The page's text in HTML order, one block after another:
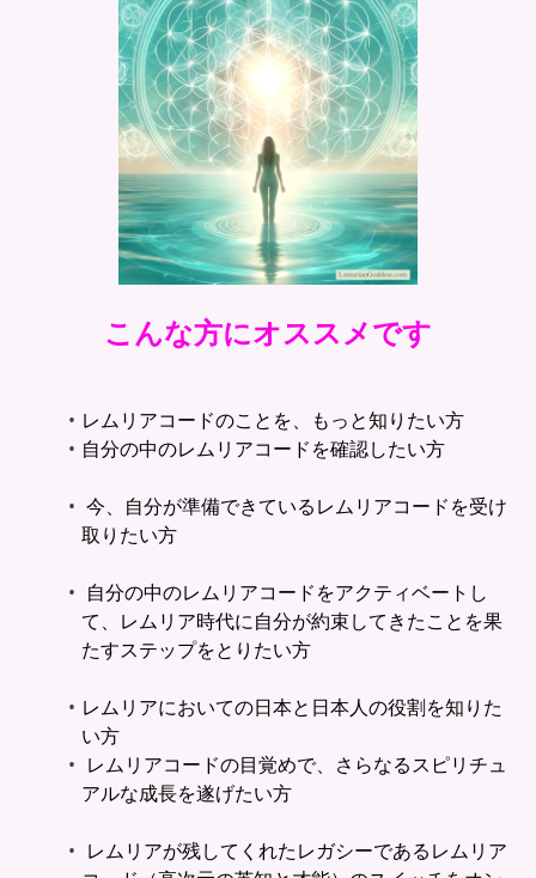
こんな方にオススメです
レムリアコードのことを、もっと知りたい方
自分の中のレムリアコードを確認したい方
今、自分が準備できているレムリアコードを受け
取りたい方
自分の中のレムリアコードをアクティベートし
て、レムリア時代に自分が約束してきたことを果
たすステップをとりたい方
レムリアにおいての日本と日本人の役割を知りた
い方
レムリアコードの目覚めで、さらなるスピリチュ
アルな成長を遂げたい方
レムリアが残してくれたレガシーであるレムリア